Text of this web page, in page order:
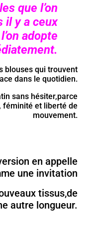
que l’on
il y a ceux
adopte
blouses qui trouvent
dans le quotidien.
sans hésiter,parce
féminité et liberté de
mouvement.
en appelle
une invitation
tissus,de
autre longueur.